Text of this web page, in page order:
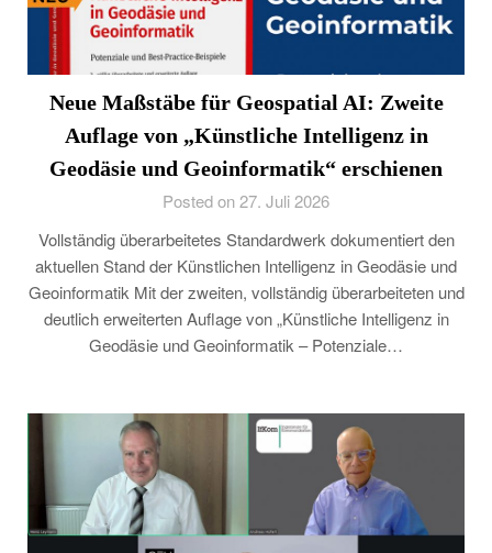
Neue Maßstäbe für Geospatial AI: Zweite
Auflage von „Künstliche Intelligenz in
Geodäsie und Geoinformatik“ erschienen
Posted on 27. Juli 2026
Vollständig überarbeitetes Standardwerk dokumentiert den
aktuellen Stand der Künstlichen Intelligenz in Geodäsie und
Geoinformatik Mit der zweiten, vollständig überarbeiteten und
deutlich erweiterten Auflage von „Künstliche Intelligenz in
Geodäsie und Geoinformatik – Potenziale…